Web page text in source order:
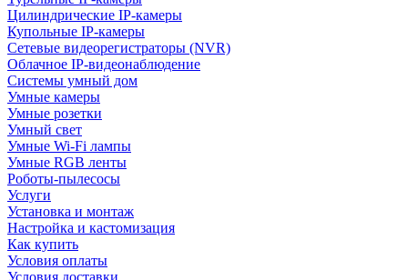
Цилиндрические IP-камеры
Купольные IP-камеры
Сетевые видеорегистраторы (NVR)
Облачное IP-видеонаблюдение
Системы умный дом
Умные камеры
Умные розетки
Умный свет
Умные Wi-Fi лампы
Умные RGB ленты
Роботы-пылесосы
Услуги
Установка и монтаж
Настройка и кастомизация
Как купить
Условия оплаты
Условия доставки